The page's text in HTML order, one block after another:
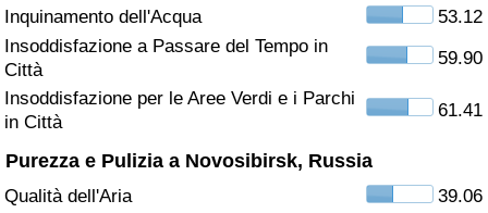
Inquinamento dell'Acqua
53.12
Insoddisfazione a Passare del Tempo in
Città
59.90
Insoddisfazione per le Aree Verdi e i Parchi
in Città
61.41
Purezza e Pulizia a Novosibirsk, Russia
Qualità dell'Aria
39.06
Indice della Criminalità
Indice di criminalità per paese
Assistenza Sanitaria